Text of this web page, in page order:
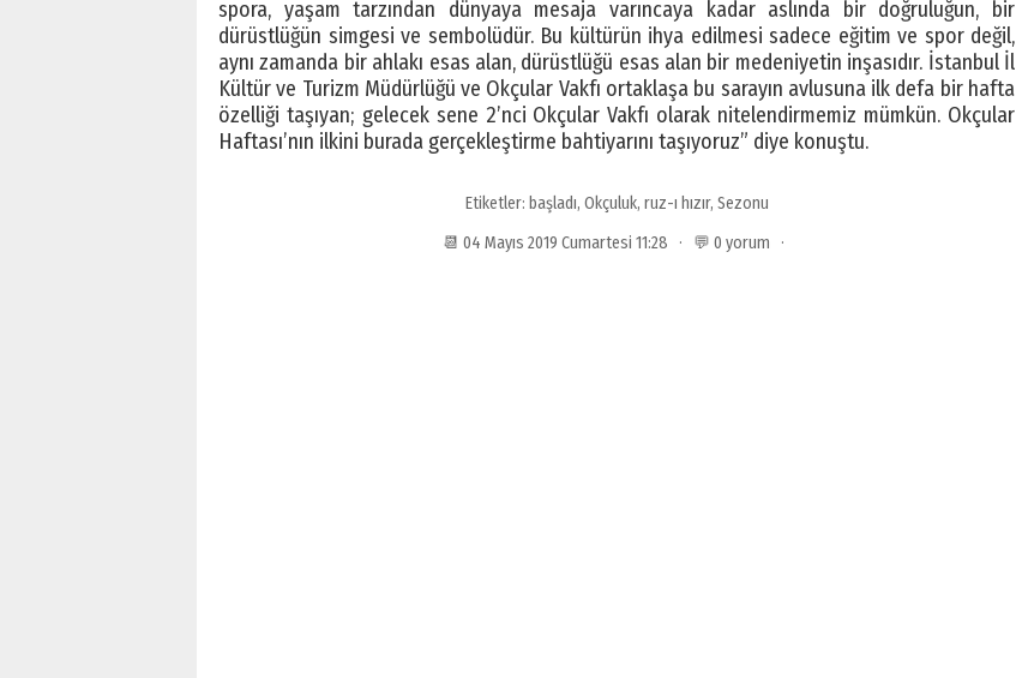
spora, yaşam tarzından dünyaya mesaja varıncaya kadar aslında bir doğruluğun, bir
dürüstlüğün simgesi ve sembolüdür. Bu kültürün ihya edilmesi sadece eğitim ve spor değil,
aynı zamanda bir ahlakı esas alan, dürüstlüğü esas alan bir medeniyetin inşasıdır. İstanbul İl
Kültür ve Turizm Müdürlüğü ve Okçular Vakfı ortaklaşa bu sarayın avlusuna ilk defa bir hafta
özelliği taşıyan; gelecek sene 2’nci Okçular Vakfı olarak nitelendirmemiz mümkün. Okçular
Haftası’nın ilkini burada gerçekleştirme bahtiyarını taşıyoruz” diye konuştu.
Etiketler: başladı, Okçuluk, ruz-ı hızır, Sezonu
📆 04 Mayıs 2019 Cumartesi 11:28 · 💬 0 yorum ·